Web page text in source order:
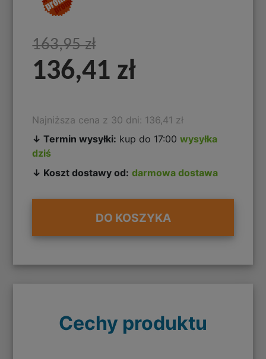
163,95 zł
136,41 zł
Najniższa cena z 30 dni: 136,41 zł
↓ Termin wysyłki: kup do 17:00wysyłka
dziś
↓ Koszt dostawy od: darmowa dostawa
DO KOSZYKA
Cechy produktu